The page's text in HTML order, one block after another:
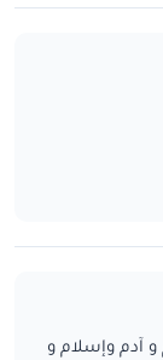
آدم وإسلام و